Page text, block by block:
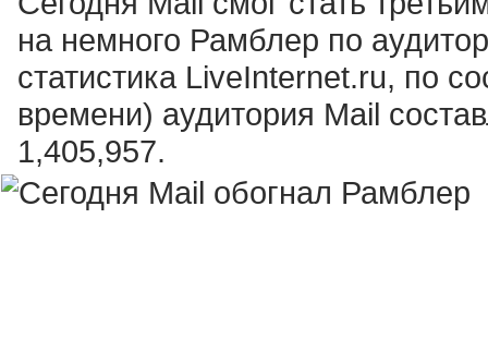
на немного Рамблер по
статистика LiveInternet.ru, по
времени) аудитория Mail
1,405,957.